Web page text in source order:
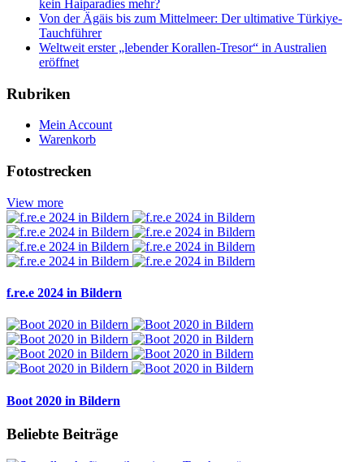
kein Haiparadies mehr?
Von der Ägäis bis zum Mittelmeer: Der ultimative Türkiye-
Tauchführer
Weltweit erster „lebender Korallen-Tresor“ in Australien
eröffnet
Rubriken
Mein Account
Warenkorb
Fotostrecken
View more
f.re.e 2024 in Bildern
Boot 2020 in Bildern
Beliebte Beiträge